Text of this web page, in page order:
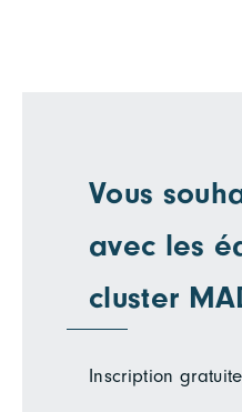
Vous
avec les
cluster
Inscription